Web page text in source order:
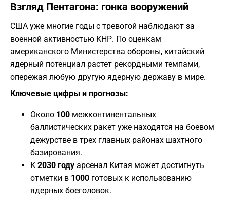
​Взгляд Пентагона: гонка вооружений
​США уже многие годы с тревогой наблюдают за
военной активностью КНР. По оценкам
американского Министерства обороны, китайский
ядерный потенциал растет рекордными темпами,
опережая любую другую ядерную державу в мире.
Ключевые цифры и прогнозы:
​Около 100 межконтинентальных
баллистических ракет уже находятся на боевом
дежурстве в трех главных районах шахтного
базирования.
​К 2030 году арсенал Китая может достигнуть
отметки в 1000 готовых к использованию
ядерных боеголовок.